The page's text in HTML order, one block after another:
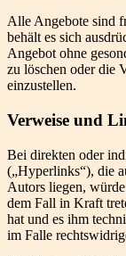
Alle Angebote sind
behält es sich
Angebot ohne
zu löschen oder die
einzustellen.
Verweise und
Bei direkten oder
(„Hyperlinks“), die
Autors liegen,
dem Fall in Kraft
hat und es ihm
im Falle